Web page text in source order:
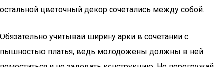
остальной цветочный декор сочетались между собой.
Обязательно учитывай ширину арки в сочетании с
пышностью платья, ведь молодожены должны в ней